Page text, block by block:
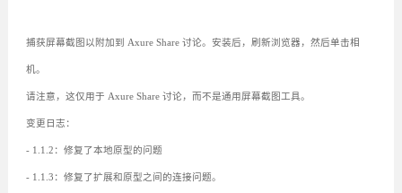
捕获屏幕截图以附加到 Axure Share 讨论。安装后，刷新浏览器，然后单击相
机。
请注意，这仅用于 Axure Share 讨论，而不是通用屏幕截图工具。
变更日志：
- 1.1.2：修复了本地原型的问题
- 1.1.3：修复了扩展和原型之间的连接问题。